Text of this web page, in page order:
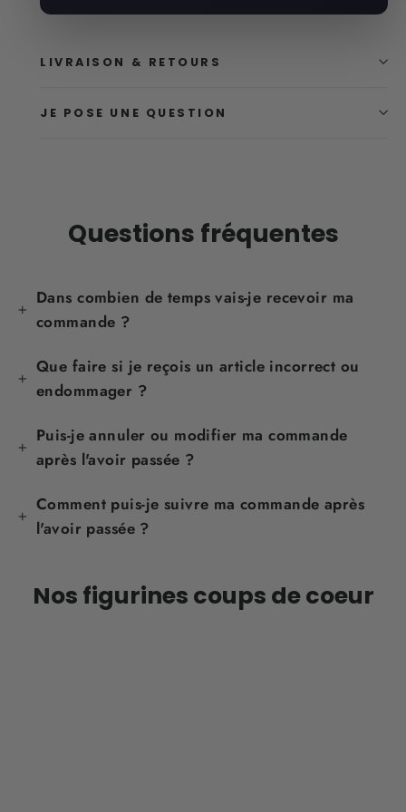
LIVRAISON & RETOURS
JE POSE UNE QUESTION
Questions fréquentes
Dans combien de temps vais-je recevoir ma
commande ?
Que faire si je reçois un article incorrect ou
endommager ?
Puis-je annuler ou modifier ma commande
après l'avoir passée ?
Comment puis-je suivre ma commande après
l'avoir passée ?
Nos figurines coups de coeur